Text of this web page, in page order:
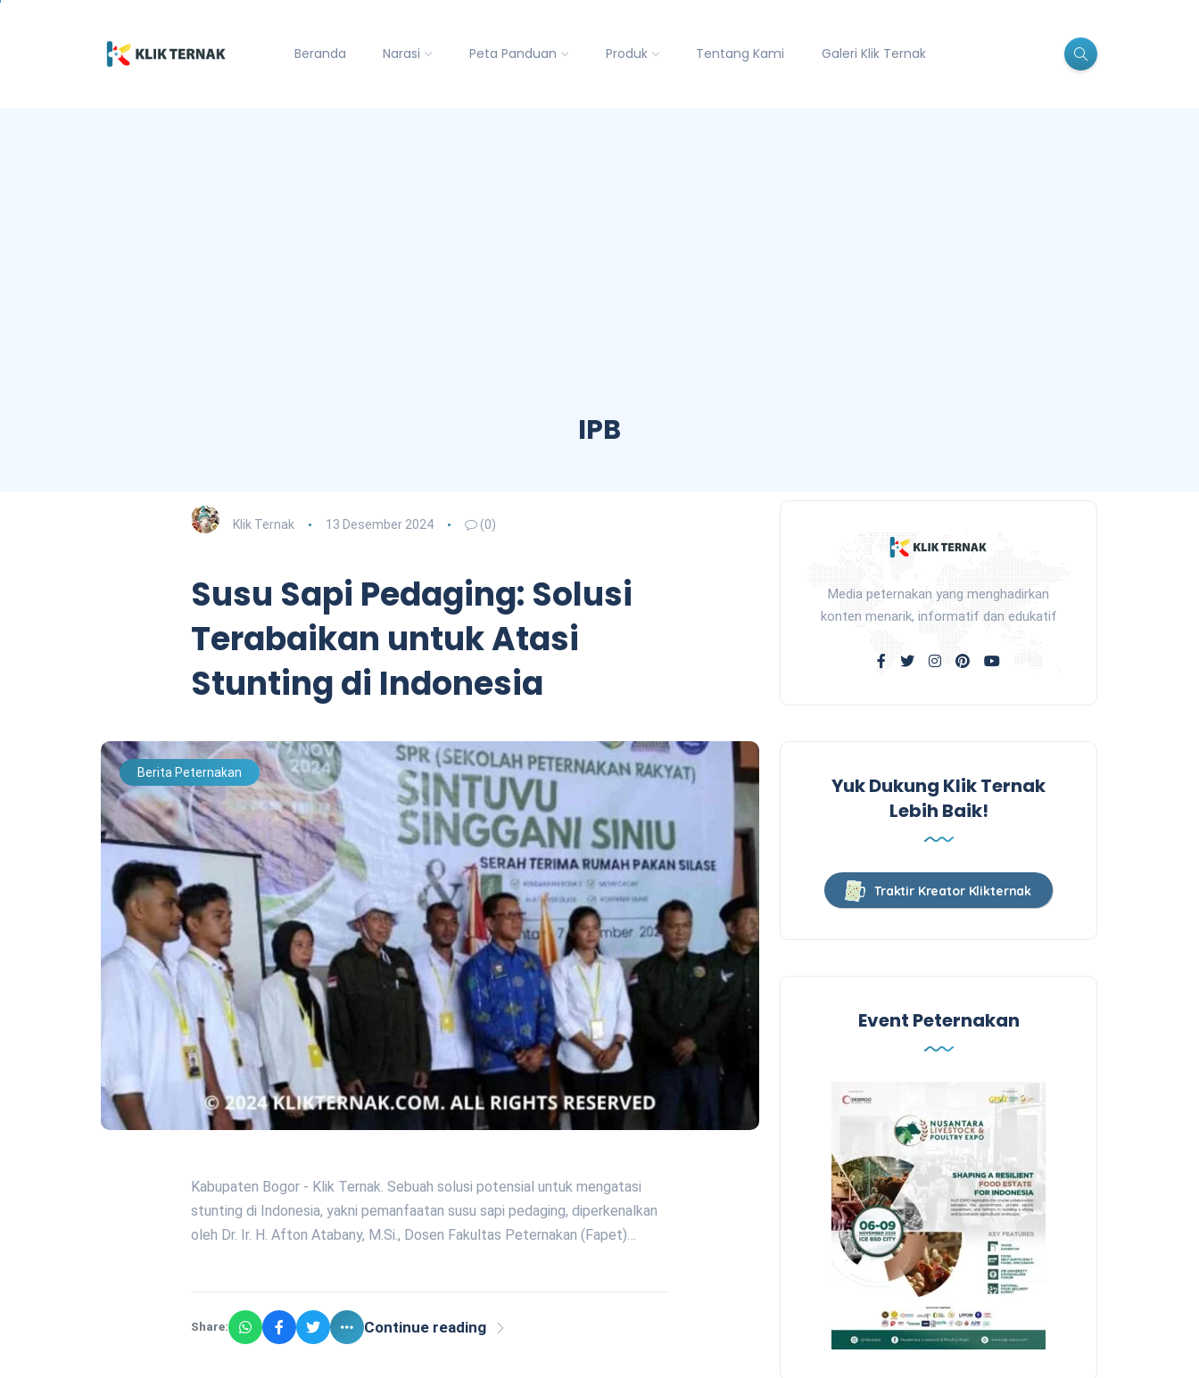
Beranda Narasi Peta Panduan Produk Tentang Kami Galeri Klik Ternak
IPB
Klik Ternak 13 Desember 2024 (0)
Susu Sapi Pedaging: Solusi
Terabaikan untuk Atasi
Stunting di Indonesia
Berita Peternakan
Kabupaten Bogor - Klik Ternak. Sebuah solusi potensial untuk mengatasi
stunting di Indonesia, yakni pemanfaatan susu sapi pedaging, diperkenalkan
oleh Dr. Ir. H. Afton Atabany, M.Si., Dosen Fakultas Peternakan (Fapet)…
Share: Continue reading
Media peternakan yang menghadirkan
konten menarik, informatif dan edukatif
Yuk Dukung Klik Ternak
Lebih Baik!
Traktir Kreator Klikternak
Event Peternakan